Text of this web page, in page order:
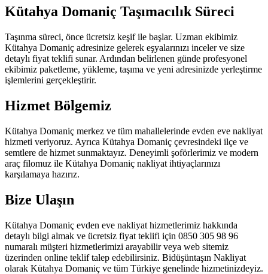
Kütahya Domaniç Taşımacılık Süreci
Taşınma süreci, önce ücretsiz keşif ile başlar. Uzman ekibimiz
Kütahya Domaniç adresinize gelerek eşyalarınızı inceler ve size
detaylı fiyat teklifi sunar. Ardından belirlenen günde profesyonel
ekibimiz paketleme, yükleme, taşıma ve yeni adresinizde yerleştirme
işlemlerini gerçekleştirir.
Hizmet Bölgemiz
Kütahya Domaniç merkez ve tüm mahallelerinde evden eve nakliyat
hizmeti veriyoruz. Ayrıca Kütahya Domaniç çevresindeki ilçe ve
semtlere de hizmet sunmaktayız. Deneyimli şoförlerimiz ve modern
araç filomuz ile Kütahya Domaniç nakliyat ihtiyaçlarınızı
karşılamaya hazırız.
Bize Ulaşın
Kütahya Domaniç evden eve nakliyat hizmetlerimiz hakkında
detaylı bilgi almak ve ücretsiz fiyat teklifi için 0850 305 98 96
numaralı müşteri hizmetlerimizi arayabilir veya web sitemiz
üzerinden online teklif talep edebilirsiniz. Bidüşüntaşın Nakliyat
olarak Kütahya Domaniç ve tüm Türkiye genelinde hizmetinizdeyiz.